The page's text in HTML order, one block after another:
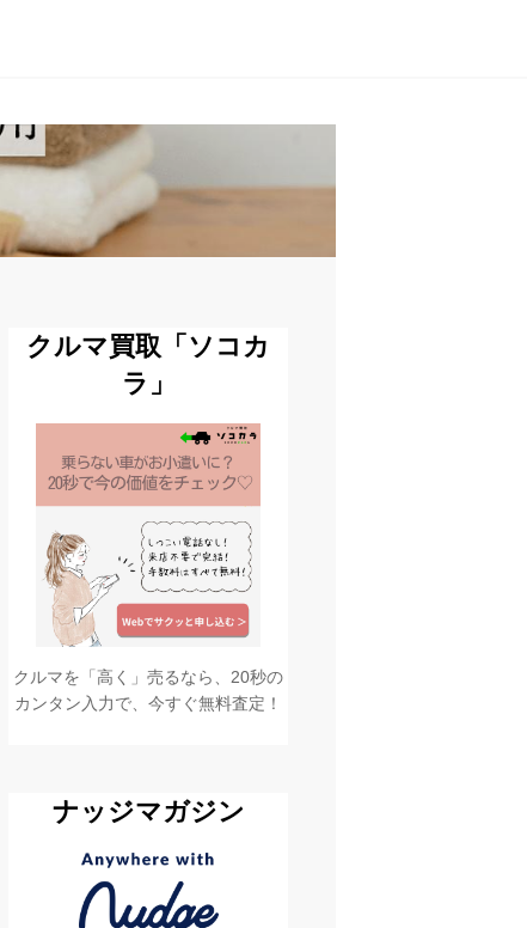
クルマ買取「ソコカ
ラ」
クルマを「高く」売るなら、20秒の
カンタン入力で、今すぐ無料査定！
ナッジマガジン